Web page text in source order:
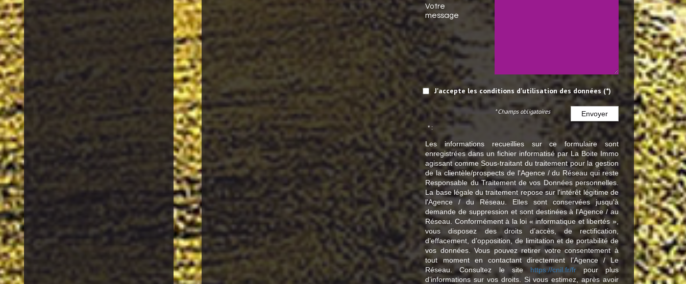
Votre
message
J'accepte les conditions d'utilisation des données (*)
Envoyer
* Champs obligatoires
* :
Les informations recueillies sur ce formulaire sont
enregistrées dans un fichier informatisé par La Boite Immo
agissant comme Sous-traitant du traitement pour la gestion
de la clientèle/prospects de l'Agence / du Réseau qui reste
Responsable du Traitement de vos Données personnelles.
La base légale du traitement repose sur l'intérêt légitime de
l'Agence / du Réseau. Elles sont conservées jusqu'à
demande de suppression et sont destinées à l'Agence / au
Réseau. Conformément à la loi « informatique et libertés »,
vous disposez des droits d’accès, de rectification,
d’effacement, d’opposition, de limitation et de portabilité de
vos données. Vous pouvez retirer votre consentement à
tout moment en contactant directement l’Agence / Le
Réseau. Consultez le site https://cnil.fr/frpour plus
d’informations sur vos droits. Si vous estimez, après avoir